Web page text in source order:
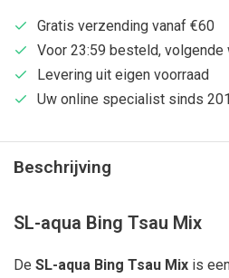
Gratis verzending vanaf €60
Voor 23:59 besteld, volgende
Levering uit eigen voorraad
Uw online specialist sinds
Beschrijving
SL-aqua Bing Tsau Mix
De SL-aqua Bing Tsau Mix is